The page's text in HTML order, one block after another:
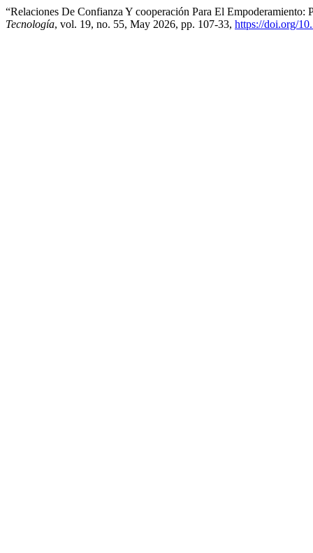
“Relaciones De Confianza Y cooperación Para El
Tecnología, vol. 19, no. 55, May 2026, pp. 107-33, https://doi.org/